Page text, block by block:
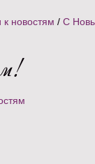
новостям / С